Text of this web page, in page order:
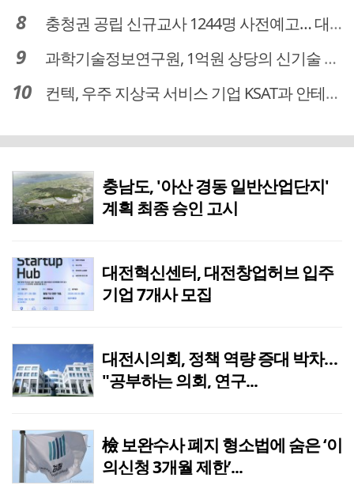
충청권 공립 신규교사 1244명 사전예고… 대전 초등 34명서 4명으로
과학기술정보연구원, 1억원 상당의 신기술 기업 이전 완료
컨텍, 우주 지상국 서비스 기업 KSAT과 안테나 6기 계약 체결
충남도, '아산 경동 일반산업단지'
계획 최종 승인 고시
대전혁신센터, 대전창업허브 입주
기업 7개사 모집
대전시의회, 정책 역량 증대 박차…
"공부하는 의회, 연구...
檢 보완수사 폐지 형소법에 숨은 ‘이
의신청 3개월 제한’...